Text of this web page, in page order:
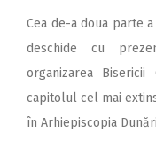
Cea de-a doua parte
deschide cu
organizarea
capitolul cel mai
în Arhiepiscopia